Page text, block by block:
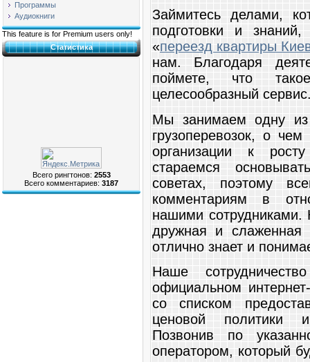
Программы
Аудиокниги
This feature is for Premium users only!
Статистика
Всего рингтонов: 2553
Всего комментариев: 3187
Займитесь делами,
подготовки и
«переезд квартиры
нам. Благодаря
поймете, что
целесообразный
Мы занимаем одну
грузоперевозок, о
организации к
стараемся
советах, поэтому
комментариям в
нашими сотрудниками.
дружная и слаженная
отлично знает и
Наше
официальном
со списком
ценовой политики
Позвонив по
оператором, который